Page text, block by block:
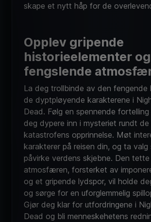
skape et nytt håp for de
Opplev gripende
historieelementer og
fengslende
La deg trollbinde av den fengende
de dyptpløyende karakterene i
Dead. Følg en spennende
deg dypere inn i mysteriet rundt
katastrofens opprinnelse. Møt
karakterer på reisen din, og ta valg
påvirke verdens skjebne. Den tette
atmosfæren, forsterket av
og et gripende lydspor, vil holde
og sørge for en uforglemmelig
Gjør deg klar for utfordringene i
Dead og bli menneskehetens